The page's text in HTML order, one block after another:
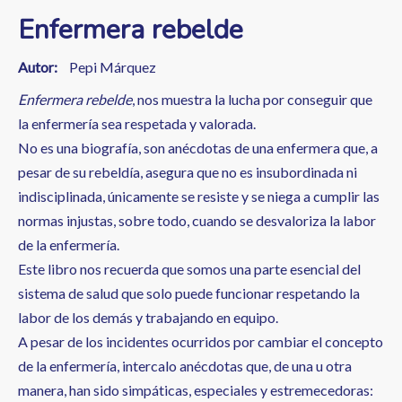
Enfermera rebelde
Autor
Pepi Márquez
Enfermera rebelde, nos muestra la lucha por conseguir que
la enfermería sea respetada y valorada.
No es una biografía, son anécdotas de una enfermera que, a
pesar de su rebeldía, asegura que no es insubordinada ni
indisciplinada, únicamente se resiste y se niega a cumplir las
normas injustas, sobre todo, cuando se desvaloriza la labor
de la enfermería.
Este libro nos recuerda que somos una parte esencial del
sistema de salud que solo puede funcionar respetando la
labor de los demás y trabajando en equipo.
A pesar de los incidentes ocurridos por cambiar el concepto
de la enfermería, intercalo anécdotas que, de una u otra
manera, han sido simpáticas, especiales y estremecedoras: